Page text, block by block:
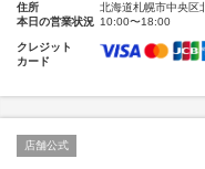
住所
北海道札幌市中央区
本日の営業状況 10:00〜18:00
クレジット
カード
店舗公式